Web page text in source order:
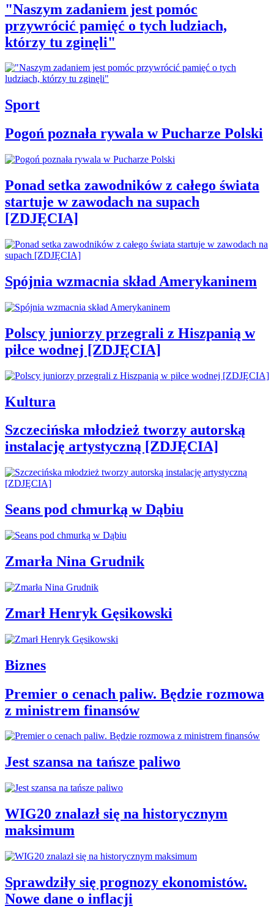
"Naszym zadaniem jest pomóc
przywrócić pamięć o tych ludziach,
którzy tu zginęli"
Sport
Pogoń poznała rywala w Pucharze Polski
Ponad setka zawodników z całego świata
startuje w zawodach na supach
[ZDJĘCIA]
Spójnia wzmacnia skład Amerykaninem
Polscy juniorzy przegrali z Hiszpanią w
piłce wodnej [ZDJĘCIA]
Kultura
Szczecińska młodzież tworzy autorską
instalację artystyczną [ZDJĘCIA]
Seans pod chmurką w Dąbiu
Zmarła Nina Grudnik
Zmarł Henryk Gęsikowski
Biznes
Premier o cenach paliw. Będzie rozmowa
z ministrem finansów
Jest szansa na tańsze paliwo
WIG20 znalazł się na historycznym
maksimum
Sprawdziły się prognozy ekonomistów.
Nowe dane o inflacji